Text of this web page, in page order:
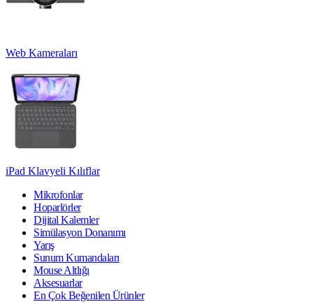
Web Kameraları
iPad Klavyeli Kılıflar
Mikrofonlar
Hoparlörler
Dijital Kalemler
Simülasyon Donanımı
Yarış
Sunum Kumandaları
Mouse Altlığı
Aksesuarlar
En Çok Beğenilen Ürünler